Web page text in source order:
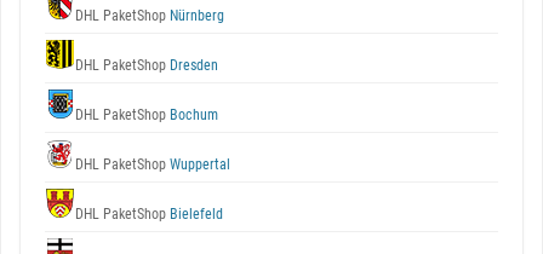
DHL PaketShop Nürnberg
DHL PaketShop Dresden
DHL PaketShop Bochum
DHL PaketShop Wuppertal
DHL PaketShop Bielefeld